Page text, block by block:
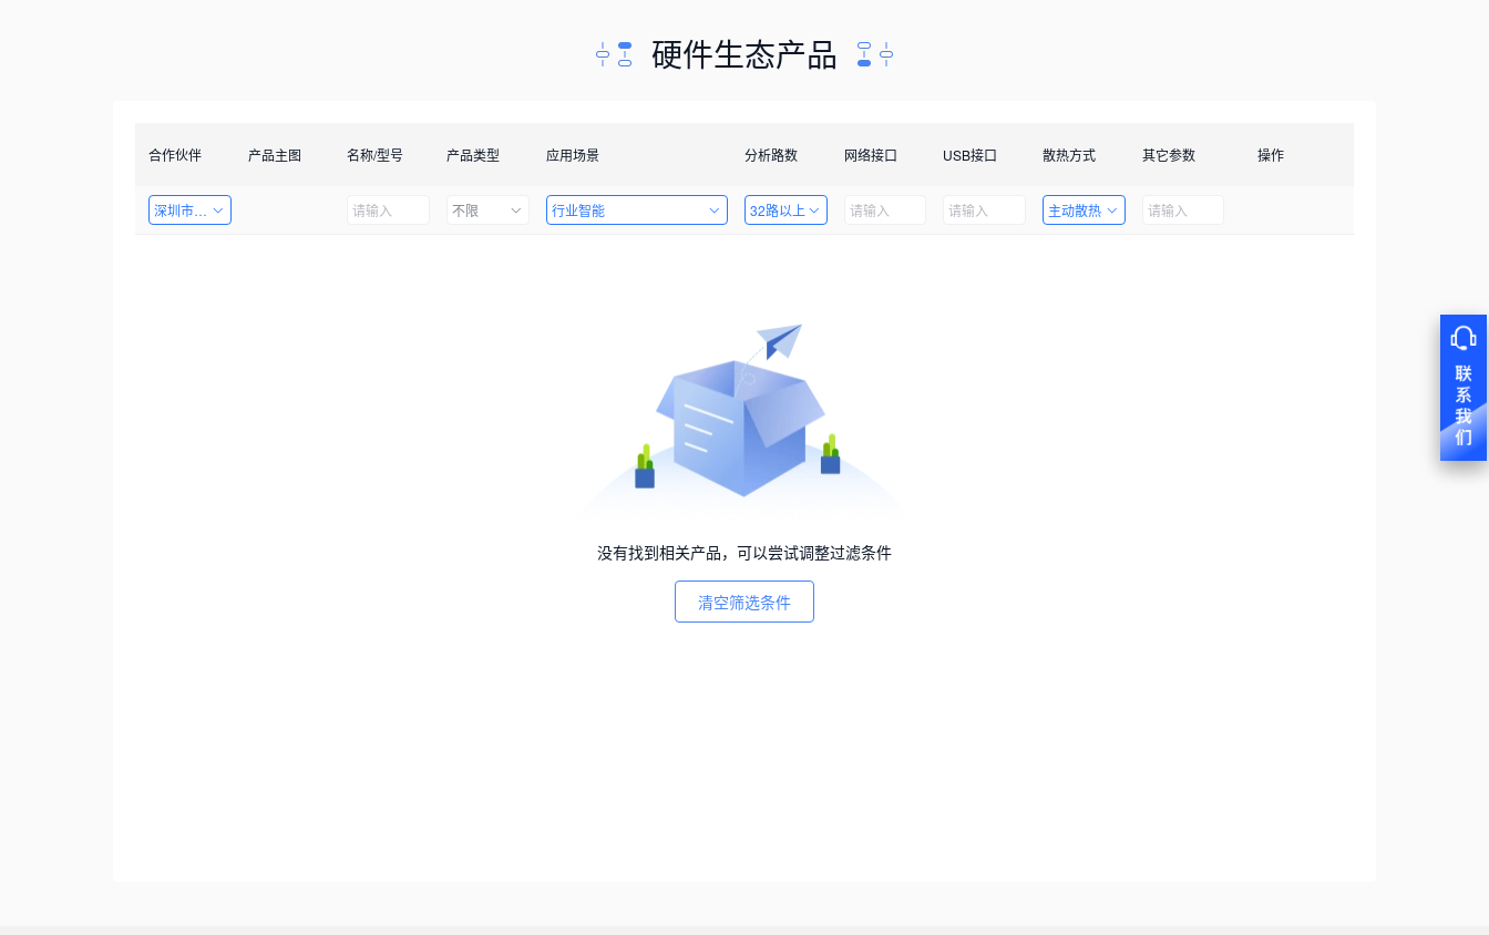
硬件生态产品
合作伙伴 产品主图 名称/型号 产品类型 应用场景 分析路数 网络接口 USB接口 散热方式 其它参数 操作
深圳市创智成科技股份有限公司 不限 行业智能 32路以上 主动散热
没有找到相关产品，可以尝试调整过滤条件
清空筛选条件